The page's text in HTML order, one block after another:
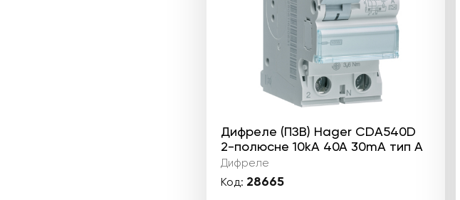
Дифреле (ПЗВ) Hager CDA540D
2-полюсне 10kА 40А 30mA тип А
Дифреле
Код: 28665